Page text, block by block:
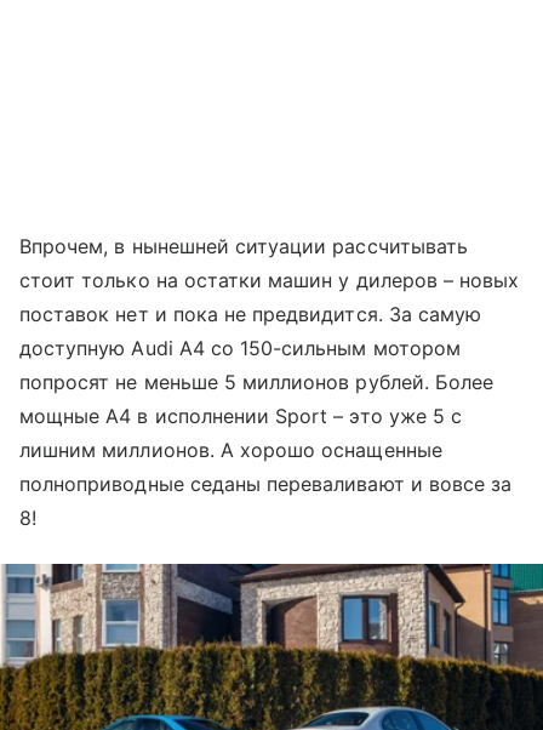
Впрочем, в нынешней ситуации рассчитывать
стоит только на остатки машин у дилеров – новых
поставок нет и пока не предвидится. За самую
доступную Audi A4 со 150-сильным мотором
попросят не меньше 5 миллионов рублей. Более
мощные A4 в исполнении Sport – это уже 5 с
лишним миллионов. А хорошо оснащенные
полноприводные седаны переваливают и вовсе за
8!